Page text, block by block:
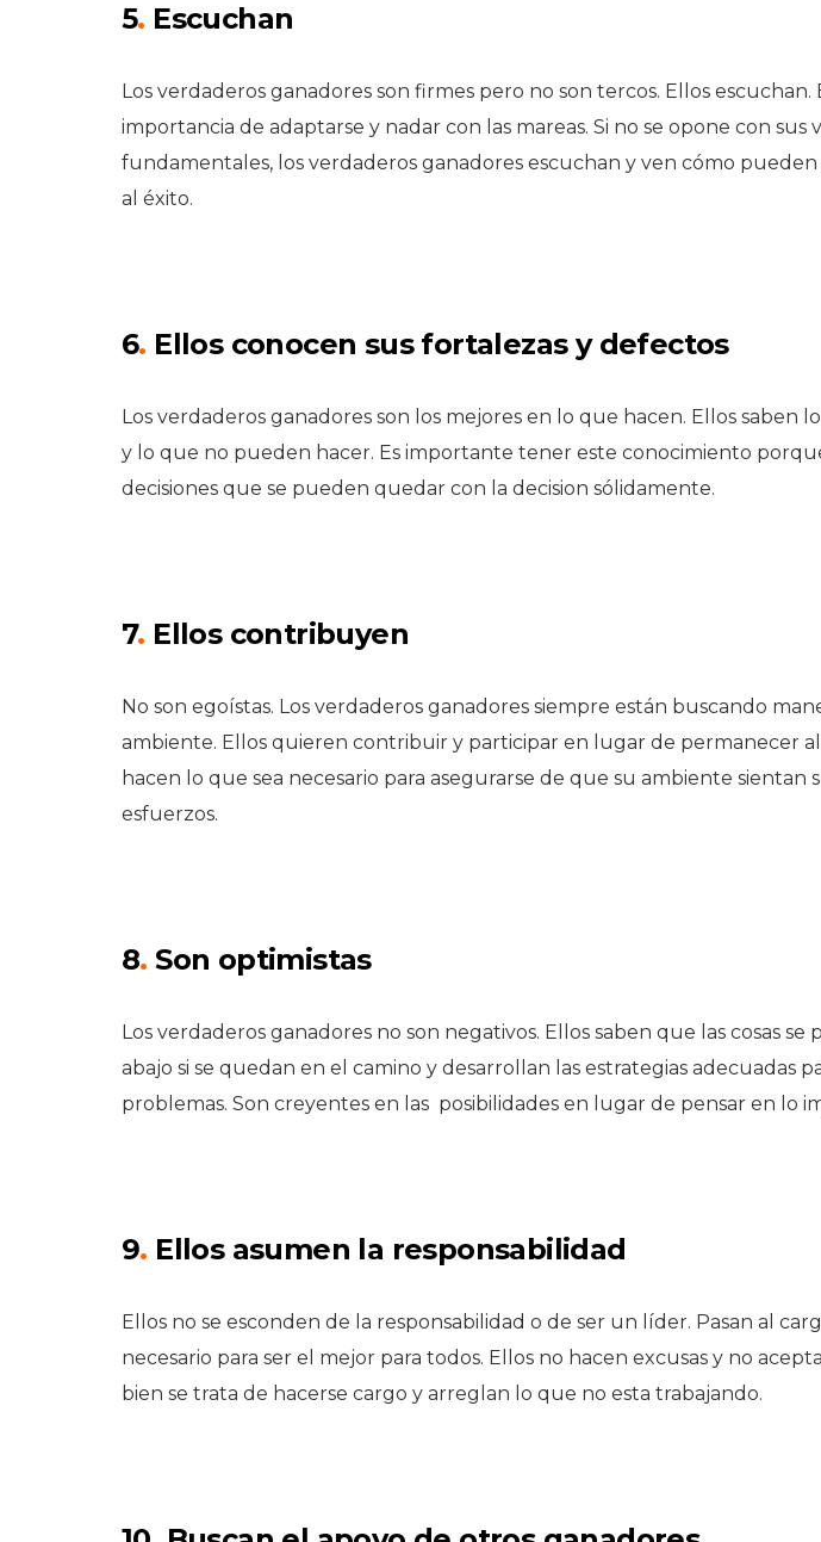
5. Escuchan
Los verdaderos ganadores son firmes pero no son tercos. Ellos escuchan.
importancia de adaptarse y nadar con las mareas. Si no se opone con sus
fundamentales, los verdaderos ganadores escuchan y ven cómo
al éxito.
6. Ellos conocen sus fortalezas y defectos
Los verdaderos ganadores son los mejores en lo que hacen. Ellos saben
y lo que no pueden hacer. Es importante tener este conocimiento
decisiones que se pueden quedar con la decision sólidamente.
7. Ellos contribuyen
No son egoístas. Los verdaderos ganadores siempre están buscando
ambiente. Ellos quieren contribuir y participar en lugar de permanecer
hacen lo que sea necesario para asegurarse de que su ambiente sientan
esfuerzos.
8. Son optimistas
Los verdaderos ganadores no son negativos. Ellos saben que las cosas se
abajo si se quedan en el camino y desarrollan las estrategias adecuadas
problemas. Son creyentes en las posibilidades en lugar de pensar en lo
9. Ellos asumen la responsabilidad
Ellos no se esconden de la responsabilidad o de ser un l íder. Pasan al
necesario para ser el mejor para todos. Ellos no hacen excusas y no
bien se trata de hacerse cargo y arreglan lo que no esta trabajando.